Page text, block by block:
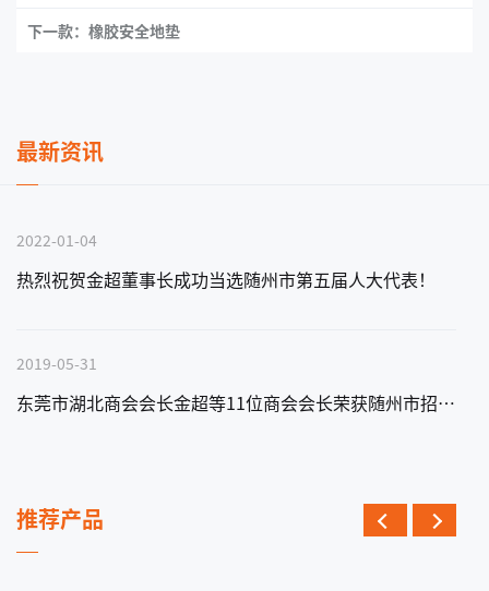
下一款：橡胶安全地垫
最新资讯
2022-01-04
热烈祝贺金超董事长成功当选随州市第五届人大代表！
2019-05-31
东莞市湖北商会会长金超等11位商会会长荣获随州市招商大使称号
推荐产品